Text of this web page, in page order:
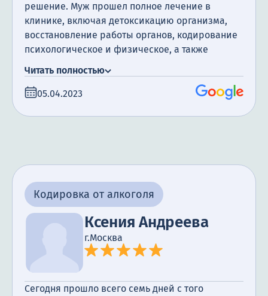
решение. Муж прошел полное лечение в
клинике, включая детоксикацию организма,
восстановление работы органов, кодирование
психологическое и физическое, а также
благодарна за поддержку, которую мы
получили. Сегодня прошло уже полгода с того
Читать полностью
05.04.2023
Кодировка от алкоголя
Ксения Андреева
г.Москва
Сегодня прошло всего семь дней с того